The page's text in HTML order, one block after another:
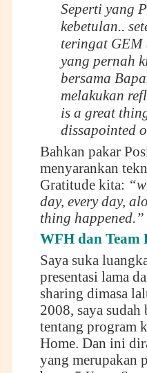
Seperti yang
kebetulan..
teringat GEM
yang pernah
bersama
melakukan
is a great
dissapointed
Bahkan pakar
menyarankan
Gratitude kita:
day, every day,
thing happened.”
WFH dan Team
Saya suka
presentasi lama
sharing dimasa
2008, saya
tentang program
Home. Dan ini
yang merupakan